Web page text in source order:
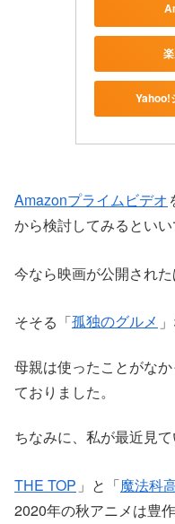
Yahoo!
Amazonプライムビデオ
から検討してみるといい
今なら映画が公開され
そそる「孤独のグルメ
母親は使ったことがな
ておりました。
ちなみに、私が最近見
THE TOP 」と「魔法科
2020年の秋アニメは豊